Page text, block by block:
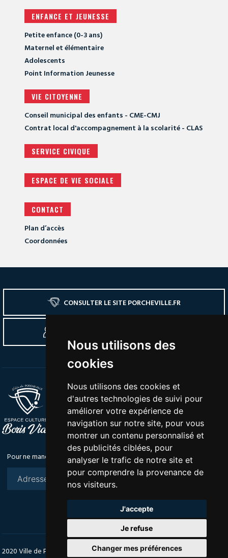
Nous utilisons des
cookies
Nous utilisons des cookies et
d'autres technologies de suivi pour
améliorer votre expérience de
navigation sur notre site, pour vous
montrer un contenu personnalisé et
des publicités ciblées, pour
analyser le trafic de notre site et
pour comprendre la provenance de
nos visiteurs.
J'accepte
Je refuse
Changer mes préférences
ENFANCE ET JEUNESSE
Petite enfance (0-3 ans)
Maternel et élémentaire
Adolescents
Point Information Jeunesse
VIE CITOYENNE
Conseil municipal des enfants - CME-CMJ
Contrat local d'accompagnement à la scolarité - CLAS
SERVICE CIVIQUE
ESPACE DE VIE SOCIALE
CONTACT
Plan d’accès
Coordonnées
CONSULTER LE SITE PORCHEVILLE.FR
Tél :01 30 63 30 80
Mail :loisirs.culture@mairie-porcheville.fr
Adresse :Rue de la Grande Remise | 78440
Porcheville
Pour ne manquer aucun rendez-vous, inscrivez vous à notre newsletter
S'ABONNER
2020 Ville de Porcheville • Tous droits réservés |Mentions légales